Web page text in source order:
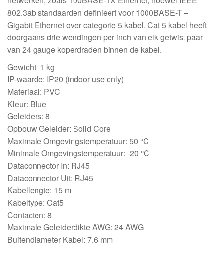
802.3ab standaarden definieert voor 1000BASE-T –
Gigabit Ethernet over categorie 5 kabel. Cat 5 kabel heeft
doorgaans drie wendingen per inch van elk getwist paar
van 24 gauge koperdraden binnen de kabel.
Gewicht: 1 kg
IP-waarde: IP20 (indoor use only)
Materiaal: PVC
Kleur: Blue
Geleiders: 8
Opbouw Geleider: Solid Core
Maximale Omgevingstemperatuur: 50 °C
Minimale Omgevingstemperatuur: -20 °C
Dataconnector In: RJ45
Dataconnector Uit: RJ45
Kabellengte: 15 m
Kabeltype: Cat5
Contacten: 8
Maximale Geleiderdikte AWG: 24 AWG
Buitendiameter Kabel: 7.6 mm